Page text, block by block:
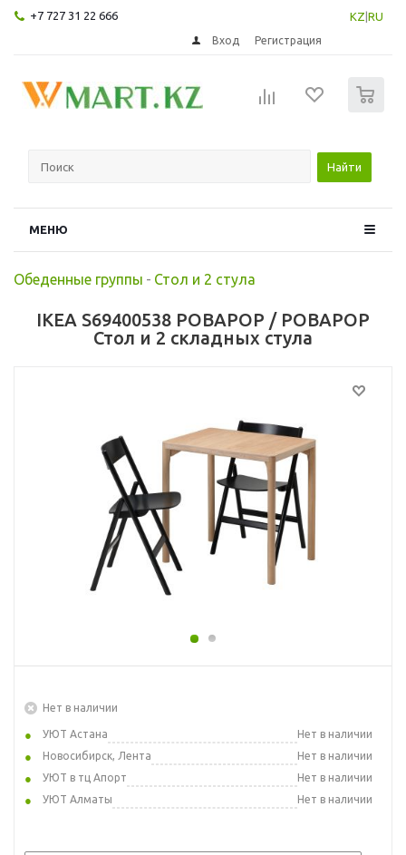
+7 727 31 22 666 KZ RU
Вход Регистрация
Найти
МЕНЮ
Обеденные группы - Стол и 2 стула
IKEA S69400538 РОВАРОР / РОВАРОР
Стол и 2 складных стула
Нет в наличии
УЮТ Астана
Нет в наличии
Новосибирск, Лента
Нет в наличии
УЮТ в тц Апорт
Нет в наличии
УЮТ Алматы
Нет в наличии